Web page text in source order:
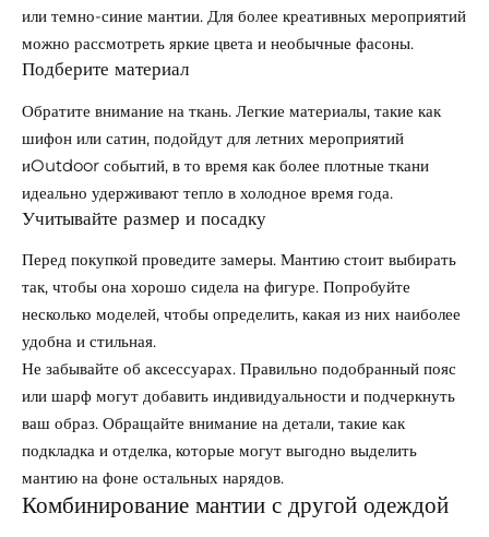
или темно-синие мантии. Для более креативных мероприятий
можно рассмотреть яркие цвета и необычные фасоны.
Подберите материал
Обратите внимание на ткань. Легкие материалы, такие как
шифон или сатин, подойдут для летних мероприятий
иOutdoor событий, в то время как более плотные ткани
идеально удерживают тепло в холодное время года.
Учитывайте размер и посадку
Перед покупкой проведите замеры. Мантию стоит выбирать
так, чтобы она хорошо сидела на фигуре. Попробуйте
несколько моделей, чтобы определить, какая из них наиболее
удобна и стильная.
Не забывайте об аксессуарах. Правильно подобранный пояс
или шарф могут добавить индивидуальности и подчеркнуть
ваш образ. Обращайте внимание на детали, такие как
подкладка и отделка, которые могут выгодно выделить
мантию на фоне остальных нарядов.
Комбинирование мантии с другой одеждой